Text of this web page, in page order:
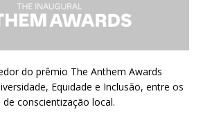
do prêmio The Anthem Awards
Equidade e Inclusão, entre os
conscientização local.